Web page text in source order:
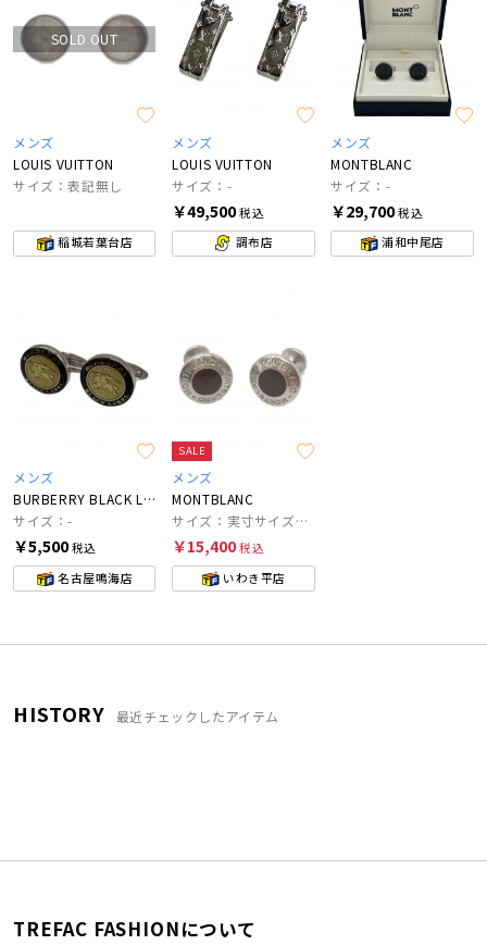
SOLD OUT
メンズ
LOUIS VUITTON
サイズ：表記無し
稲城若葉台店
メンズ
LOUIS VUITTON
サイズ：-
￥49,500税込
調布店
メンズ
MONTBLANC
サイズ：-
￥29,700税込
浦和中尾店
メンズ
BURBERRY BLACK LABEL
サイズ：-
￥5,500税込
名古屋鳴海店
SALE
メンズ
MONTBLANC
サイズ：実寸サイズをご確認ください。
￥15,400税込
いわき平店
HISTORY 最近チェックしたアイテム
TREFAC FASHIONについて